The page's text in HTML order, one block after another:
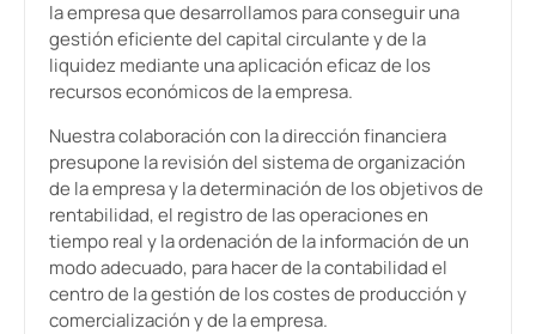
la empresa que desarrollamos para conseguir una
gestión eficiente del capital circulante y de la
liquidez mediante una aplicación eficaz de los
recursos económicos de la empresa.
Nuestra colaboración con la dirección financiera
presupone la revisión del sistema de organización
de la empresa y la determinación de los objetivos de
rentabilidad, el registro de las operaciones en
tiempo real y la ordenación de la información de un
modo adecuado, para hacer de la contabilidad el
centro de la gestión de los costes de producción y
comercialización y de la empresa.